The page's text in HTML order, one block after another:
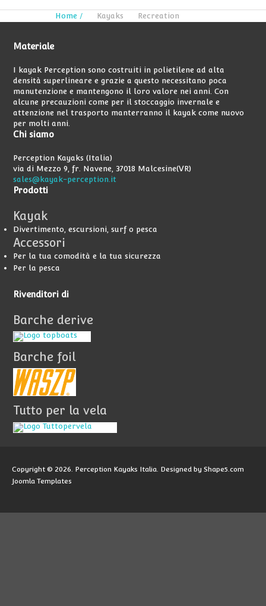
Home / Kayaks Recreation
Materiale
I kayak Perception sono costruiti in polietilene ad alta
densità superlineare e grazie a questo necessitano poca
manutenzione e mantengono il loro valore nei anni. Con
alcune precauzioni come per il stoccaggio invernale e
attenzione nel trasporto manterranno il kayak come nuovo
per molti anni.
Chi siamo
Perception Kayaks (Italia)
via di Mezzo 9, fr. Navene, 37018 Malcesine(VR)
sales@kayak-perception.it
Prodotti
Kayak
Divertimento, escursioni, surf o pesca
Accessori
Per la tua comodità e la tua sicurezza
Per la pesca
Rivenditori di
Barche derive
Barche foil
Tutto per la vela
Copyright © 2026. Perception Kayaks Italia. Designed by Shape5.com
Joomla Templates